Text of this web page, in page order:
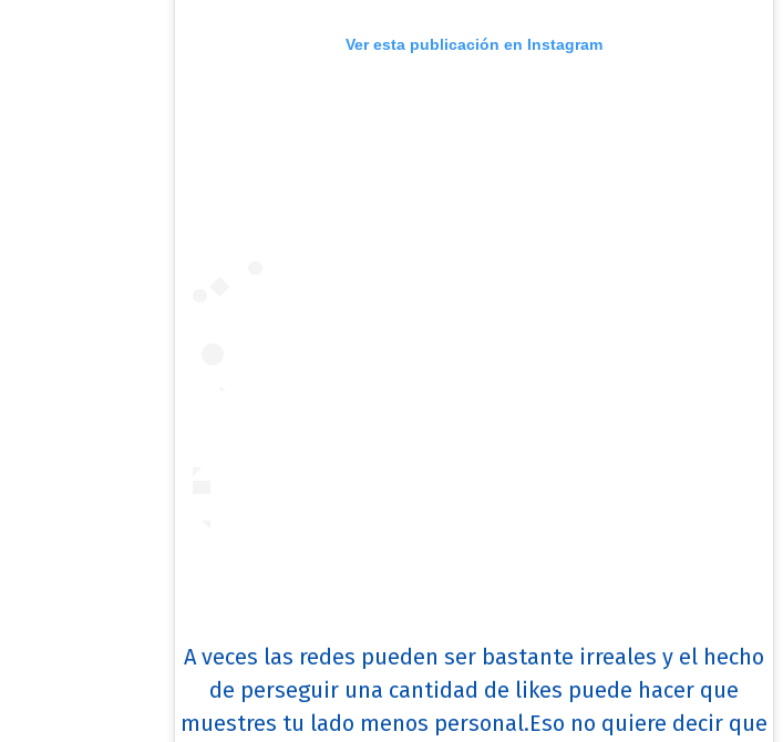
Ver esta publicación en Instagram
A veces las redes pueden ser bastante irreales y el hecho
de perseguir una cantidad de likes puede hacer que
muestres tu lado menos personal.Eso no quiere decir que